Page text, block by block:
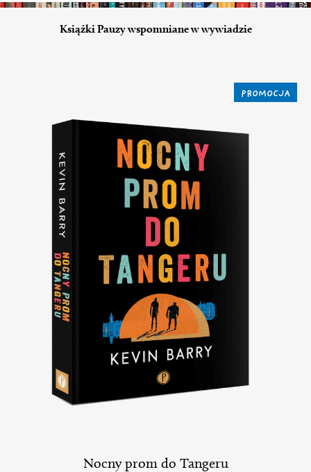
Książki Pauzy wspomniane w wywiadzie
PROMOCJA
Nocny prom do Tangeru